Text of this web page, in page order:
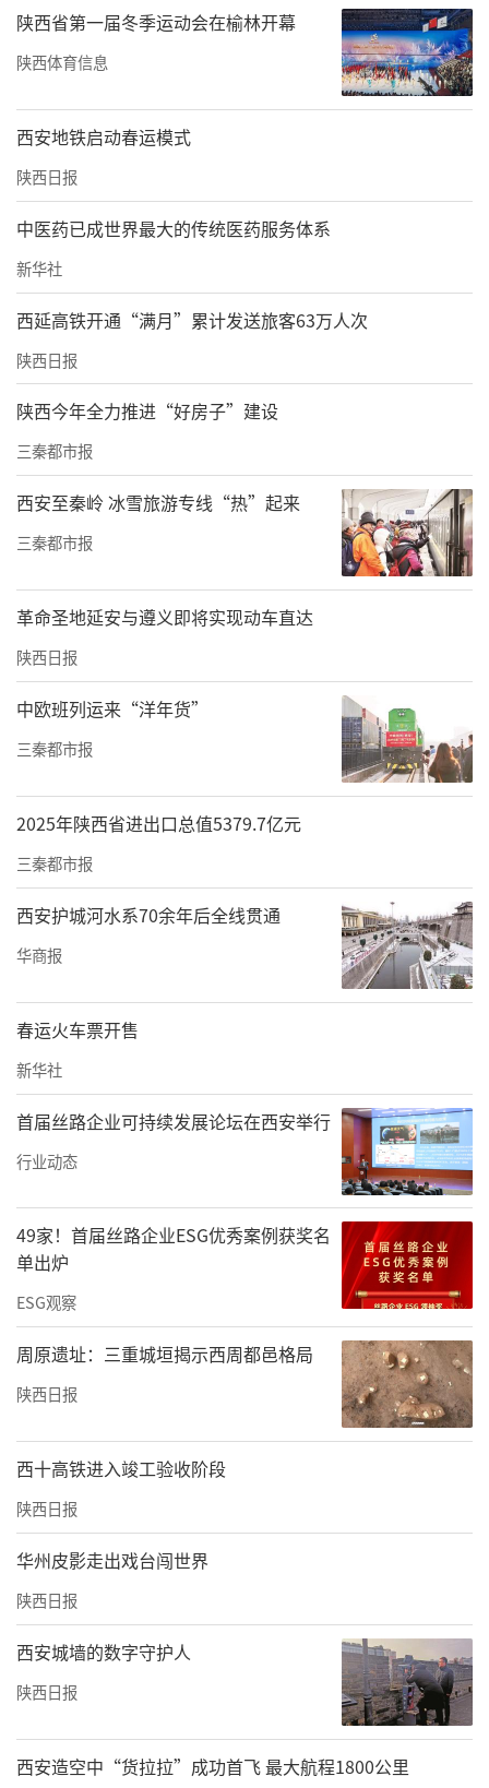
陕西省第一届冬季运动会在榆林开幕
陕西体育信息
西安地铁启动春运模式
陕西日报
中医药已成世界最大的传统医药服务体系
新华社
西延高铁开通“满月”累计发送旅客63万人次
陕西日报
陕西今年全力推进“好房子”建设
三秦都市报
西安至秦岭 冰雪旅游专线“热”起来
三秦都市报
革命圣地延安与遵义即将实现动车直达
陕西日报
中欧班列运来“洋年货”
三秦都市报
2025年陕西省进出口总值5379.7亿元
三秦都市报
西安护城河水系70余年后全线贯通
华商报
春运火车票开售
新华社
首届丝路企业可持续发展论坛在西安举行
行业动态
49家！首届丝路企业ESG优秀案例获奖名
单出炉
ESG观察
周原遗址：三重城垣揭示西周都邑格局
陕西日报
西十高铁进入竣工验收阶段
陕西日报
华州皮影走出戏台闯世界
陕西日报
西安城墙的数字守护人
陕西日报
西安造空中“货拉拉”成功首飞 最大航程1800公里